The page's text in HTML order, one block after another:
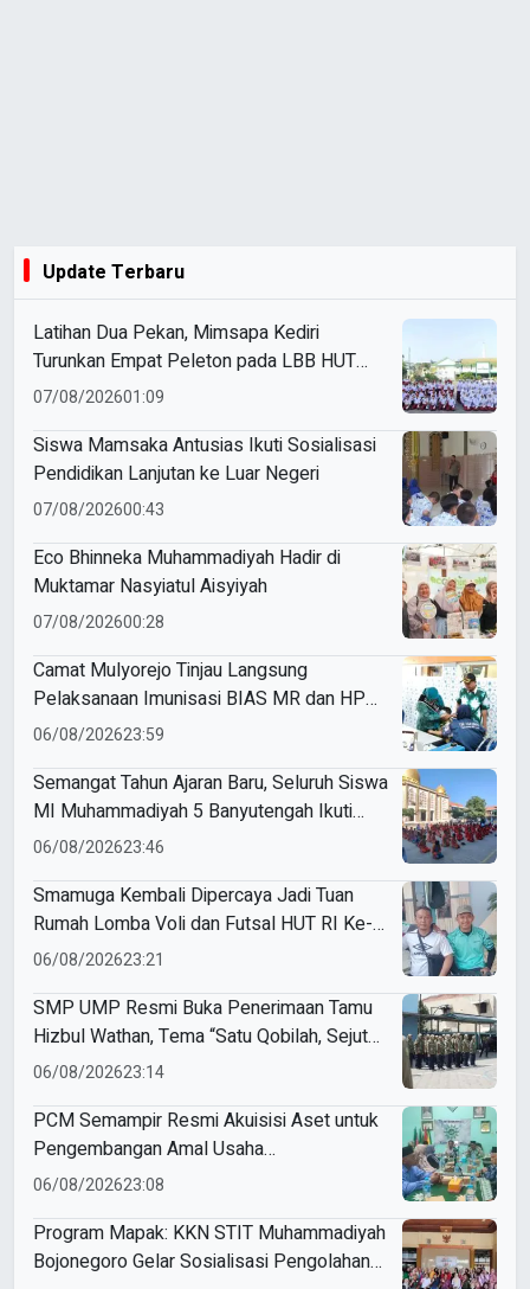
Update Terbaru
Latihan Dua Pekan, Mimsapa Kediri
Turunkan Empat Peleton pada LBB HUT
Ke-81 RI Kecamatan Pare
07/08/202601:09
Siswa Mamsaka Antusias Ikuti Sosialisasi
Pendidikan Lanjutan ke Luar Negeri
07/08/202600:43
Eco Bhinneka Muhammadiyah Hadir di
Muktamar Nasyiatul Aisyiyah
07/08/202600:28
Camat Mulyorejo Tinjau Langsung
Pelaksanaan Imunisasi BIAS MR dan HPV
di SD Muhammadiyah 18 Surabaya
06/08/202623:59
Semangat Tahun Ajaran Baru, Seluruh Siswa
MI Muhammadiyah 5 Banyutengah Ikuti
Latihan Tapak Suci Perdana
06/08/202623:46
Smamuga Kembali Dipercaya Jadi Tuan
Rumah Lomba Voli dan Futsal HUT RI Ke-
81 Kecamatan Tulangan
06/08/202623:21
SMP UMP Resmi Buka Penerimaan Tamu
Hizbul Wathan, Tema “Satu Qobilah, Sejuta
Cerita” Curi Perhatian
06/08/202623:14
PCM Semampir Resmi Akuisisi Aset untuk
Pengembangan Amal Usaha
Muhammadiyah
06/08/202623:08
Program Mapak: KKN STIT Muhammadiyah
Bojonegoro Gelar Sosialisasi Pengolahan